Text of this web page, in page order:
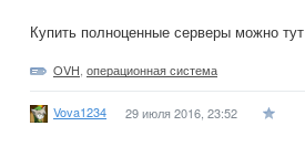
Купить полноценные серверы можно тут
OVH операционная система
Vova1234 29 июля 2016, 23:52